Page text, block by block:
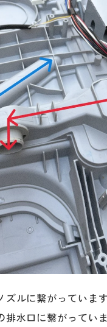
ズルに繋がっています
排水口に繋がっていま